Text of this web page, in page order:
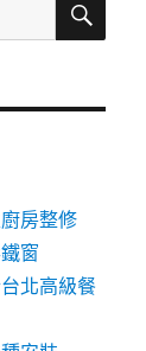
房整修
窗
北高級餐